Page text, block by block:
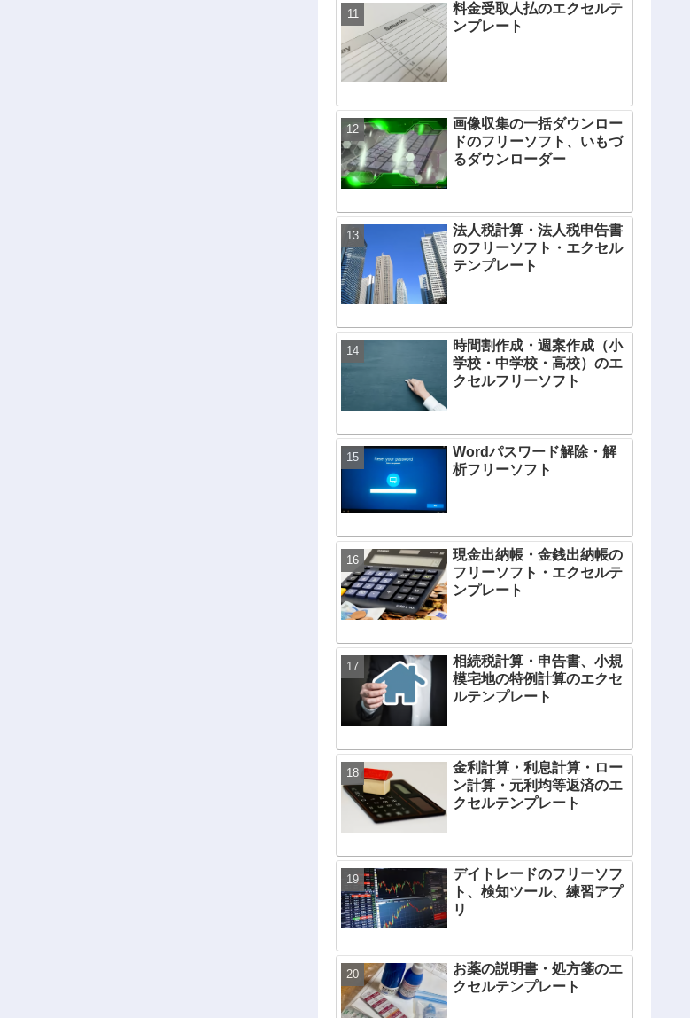
料金受取人払のエクセルテ
ンプレート
画像収集の一括ダウンロー
ドのフリーソフト、いもづ
るダウンローダー
法人税計算・法人税申告書
のフリーソフト・エクセル
テンプレート
時間割作成・週案作成（小
学校・中学校・高校）のエ
クセルフリーソフト
Wordパスワード解除・解
析フリーソフト
現金出納帳・金銭出納帳の
フリーソフト・エクセルテ
ンプレート
相続税計算・申告書、小規
模宅地の特例計算のエクセ
ルテンプレート
金利計算・利息計算・ロー
ン計算・元利均等返済のエ
クセルテンプレート
デイトレードのフリーソフ
ト、検知ツール、練習アプ
リ
お薬の説明書・処方箋のエ
クセルテンプレート